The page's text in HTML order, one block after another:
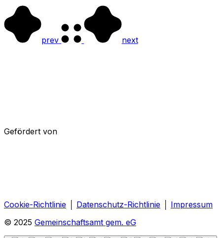
prev next
Gefördert von
Cookie-Richtlinie Datenschutz-Richtlinie
Impressum
© 2025 Gemeinschaftsamt gem. eG